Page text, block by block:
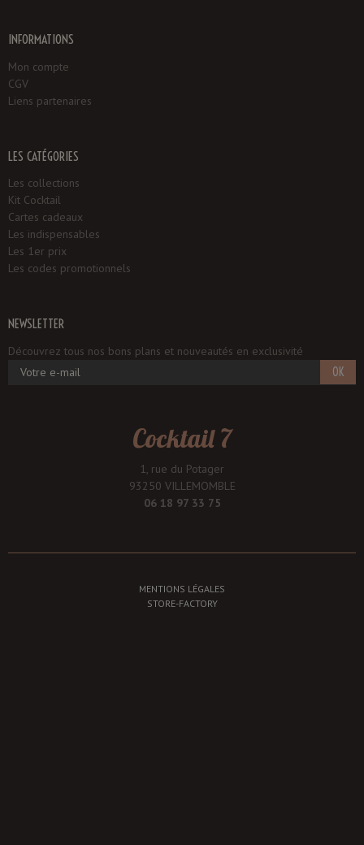
INFORMATIONS
Mon compte
CGV
Liens partenaires
LES CATÉGORIES
Les collections
Kit Cocktail
Cartes cadeaux
Les indispensables
Les 1er prix
Les codes promotionnels
NEWSLETTER
Découvrez tous nos bons plans et nouveautés en exclusivité
OK
Cocktail 7
1, rue du Potager
93250 VILLEMOMBLE
06 18 97 33 75
MENTIONS LÉGALES
STORE-FACTORY